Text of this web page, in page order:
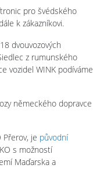
pro švédského
k zákazníkovi.
dvouvozových
z rumunského
vozidel WINK podíváme
německého dopravce
je původní
s možností
Maďarska a